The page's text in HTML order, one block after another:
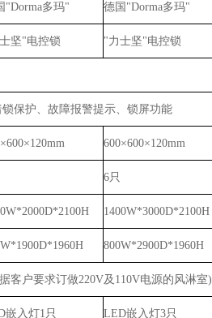
"Dorma多玛" 德国"Dorma多玛"
坚"电控锁 "力士坚"电控锁
保护、故障报警提示、锁屏功能
600×600×120mm
6只
1400W*3000D*2100H
800W*2900D*1960H
客户要求订做220V及110V电源的风淋室)
嵌入灯1只 LED嵌入灯3只